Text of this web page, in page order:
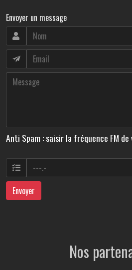
Envoyer un message
Anti Spam : saisir la fréquence FM
Envoyer
Nos